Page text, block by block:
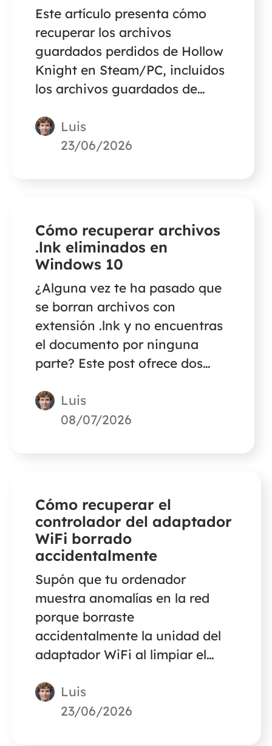
Este artículo presenta cómo
recuperar los archivos
guardados perdidos de Hollow
Knight en Steam/PC, incluidos
los archivos guardados de
motivo, cómo hacer una copia
de seguridad de los archivos
Luis
23/06/2026
Cómo recuperar archivos
.lnk eliminados en
Windows 10
¿Alguna vez te ha pasado que
se borran archivos con
extensión .lnk y no encuentras
el documento por ninguna
parte? Este post ofrece dos
archivos .lnk borrados en
Windows. Lee el post para
Luis
08/07/2026
Cómo recuperar el
controlador del adaptador
WiFi borrado
accidentalmente
Supón que tu ordenador
muestra anomalías en la red
porque borraste
accidentalmente la unidad del
adaptador WiFi al limpiar el
Este artículo te presentará
formas eficaces de recuperar los
Luis
23/06/2026